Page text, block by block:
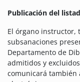
Publicación del
El órgano instructor,
subsanaciones
Departamento de
admitidos y
comunicará también